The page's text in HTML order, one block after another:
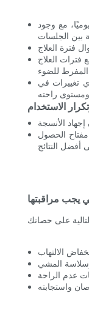
مع وجود
فترات العلاج
تغييرات في
الاستخدام
الانتظام هو مفتاح الحصول
يجب مراقبتها